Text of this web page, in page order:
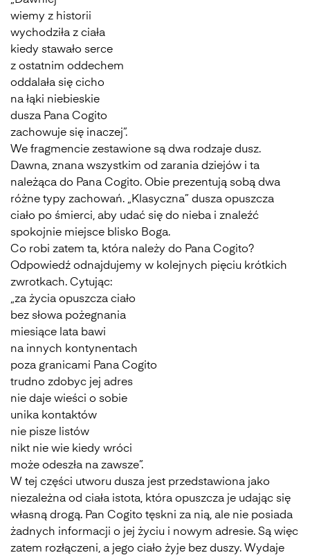
wie­my z hi­sto­rii
wy­cho­dzi­ła z cia­ła
kie­dy sta­wa­ło ser­ce
z ostat­nim od­de­chem
od­da­la­ła się ci­cho
na łąki nie­bie­skie
du­sza Pana Co­gi­to
za­cho­wu­je się ina­czej”.
We fragmencie zestawione są dwa rodzaje dusz.
Dawna, znana wszystkim od zarania dziejów i ta
należąca do Pana Cogito. Obie prezentują sobą dwa
różne typy zachowań. „Klasyczna” dusza opuszcza
ciało po śmierci, aby udać się do nieba i znaleźć
spokojnie miejsce blisko Boga.
Co robi zatem ta, która należy do Pana Cogito?
Odpowiedź odnajdujemy w kolejnych pięciu krótkich
zwrotkach. Cytując:
„za ży­cia opusz­cza cia­ło
bez sło­wa po­że­gna­nia
mie­sią­ce lata bawi
na in­nych kon­ty­nen­tach
poza gra­ni­ca­mi Pana Co­gi­to
trud­no zdo­byc jej ad­res
nie daje wie­ści o so­bie
uni­ka kon­tak­tów
nie pi­sze li­stów
nikt nie wie kie­dy wró­ci
może ode­szła na za­wsze”.
W tej części utworu dusza jest przedstawiona jako
niezależna od ciała istota, która opuszcza je udając się
własną drogą. Pan Cogito tęskni za nią, ale nie posiada
żadnych informacji o jej życiu i nowym adresie. Są więc
zatem rozłączeni, a jego ciało żyje bez duszy. Wydaje